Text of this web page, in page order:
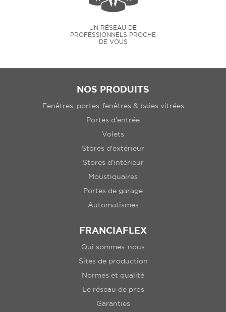
UN RÉSEAU DE
PROFESSIONNELS PROCHE
DE VOUS
NOS PRODUITS
Fenêtres, portes-fenêtres & baies vitrées
Portes d'entrée
Volets
Stores d'extérieur
Stores d'intérieur
Moustiquaires
Portes de garage
Automatismes
FRANCIAFLEX
Qui sommes-nous
Sites de production
Normes et qualité
Le réseau de pros
Garanties